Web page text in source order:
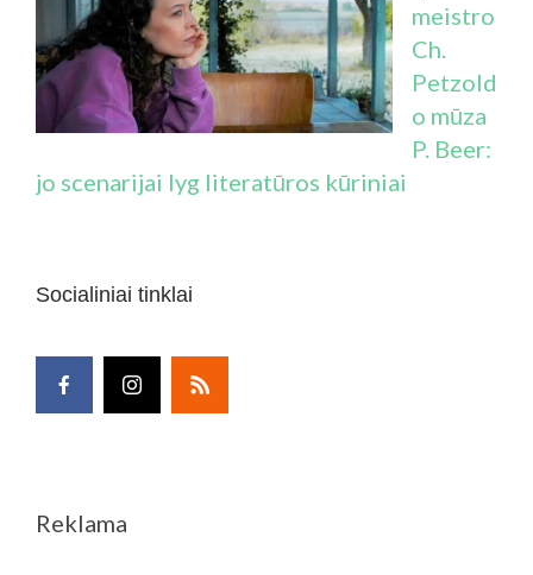
meistro
Ch.
Petzold
o mūza
P. Beer:
jo scenarijai lyg literatūros kūriniai
Socialiniai tinklai
Reklama